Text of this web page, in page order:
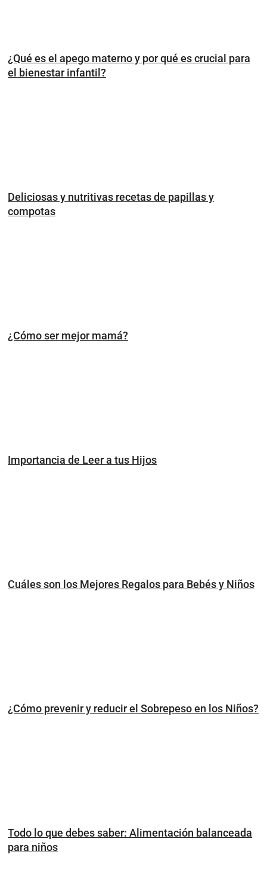
¿Qué es el apego materno y por qué es crucial para
el bienestar infantil?
Deliciosas y nutritivas recetas de papillas y
compotas
¿Cómo ser mejor mamá?
Importancia de Leer a tus Hijos
Cuáles son los Mejores Regalos para Bebés y Niños
¿Cómo prevenir y reducir el Sobrepeso en los Niños?
Todo lo que debes saber: Alimentación balanceada
para niños